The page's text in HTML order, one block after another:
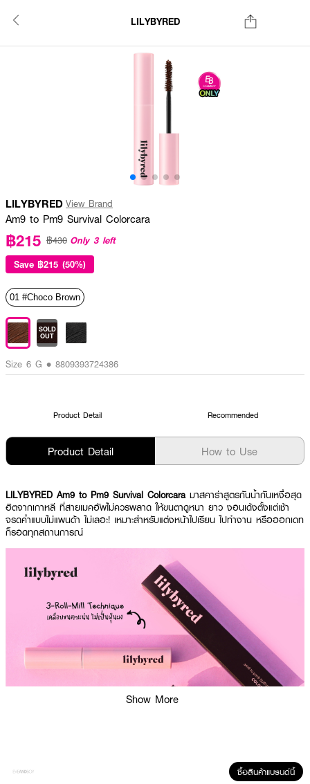
LILYBYRED
LILYBYRED View Brand
Am9 to Pm9 Survival Colorcara
฿215 ฿430 Only 3 left
Save ฿215 (50%)
01 #Choco Brown
SOLD
OUT
Size 6 G • 8809393724386
Product Detail Recommended
Product Detail How to Use
LILYBYRED Am9 to Pm9 Survival Colorcara มาสคาร่าสูตรกันน้ำกันเหงื่อสุด
ฮิตจากเกาหลี ที่สายเมคอัพไม่ควรพลาด ให้ขนตาดูหนา ยาว งอนเด้งตั้งแต่เช้า
จรดค่ำแบบไม่แพนด้า ไม่เลอะ! เหมาะสำหรับแต่งหน้าไปเรียน ไปทำงาน หรือออกเดท
ก็รอดทุกสถานการณ์
Show More
ซื้อสินค้าแบรนด์นี้